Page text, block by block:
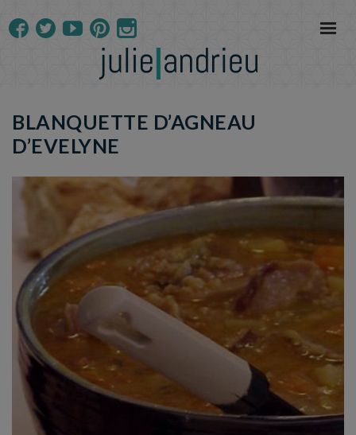
BLANQUETTE D’AGNEAU
D’EVELYNE